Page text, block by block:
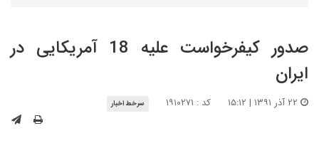
صدور کیفرخواست علیه 18 آمریکایی در
ایران
کد : ۱۹۱۰۲۷۱ سرخط اخبار